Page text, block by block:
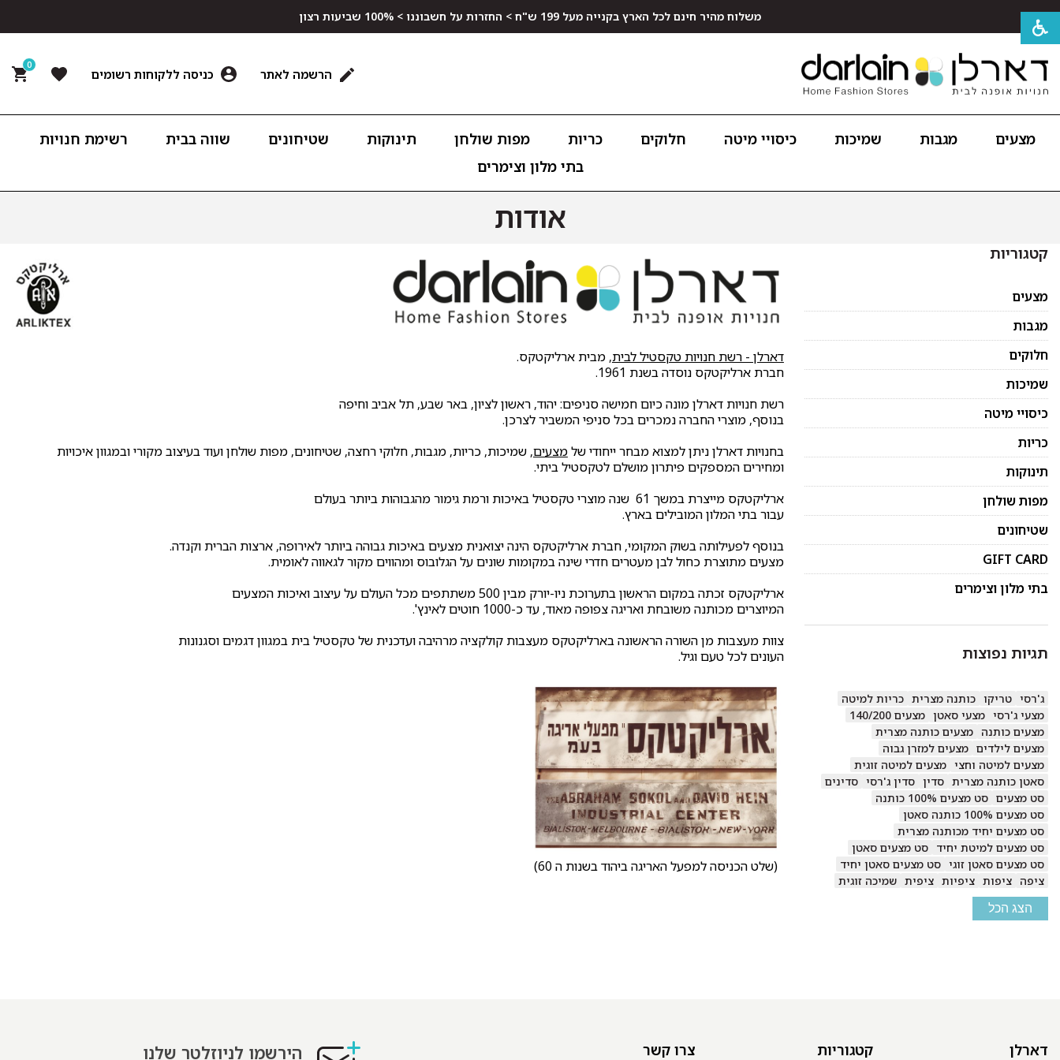
משלוח מהיר חינם לכל הארץ בקנייה מעל 199 ש"ח > החזרות על חשבוננו > 100% שביעות רצון
הרשמה לאתר כניסה ללקוחות רשומים
0
מצעים מגבות שמיכות כיסויי מיטה חלוקים כריות מפות שולחן תינוקות שטיחונים שווה בבית
רשימת חנויות
בתי מלון וצימרים
אודות
דארלן - רשת חנויות טקסטיל לבית, מבית ארליקטקס.
חברת ארליקטקס נוסדה בשנת 1961.
רשת חנויות דארלן מונה כיום חמישה סניפים: יהוד, ראשון לציון, באר שבע, תל אביב וחיפה
בנוסף, מוצרי החברה נמכרים בכל סניפי המשביר לצרכן.
בחנויות דארלן ניתן למצוא מבחר ייחודי שלמצעים, שמיכות, כריות, מגבות, חלוקי רחצה, שטיחונים, מפות שולחן ועוד בעיצוב מקורי ובמגוון איכויות
ומחירים המספקים פיתרון מושלם לטקסטיל ביתי.
ארליקטקס מייצרת במשך 61 שנה מוצרי טקסטיל באיכות ורמת גימור מהגבוהות ביותר בעולם
עבור בתי המלון המובילים בארץ.
בנוסף לפעילותה בשוק המקומי, חברת ארליקטקס הינה יצואנית מצעים באיכות גבוהה ביותר לאירופה, ארצות הברית וקנדה.
מצעים מתוצרת כחול לבן מעטרים חדרי שינה במקומות שונים על הגלובוס ומהווים מקור לגאווה לאומית.
ארליקטקס זכתה במקום הראשון בתערוכת ניו-יורק מבין 500 משתתפים מכל העולם על עיצוב ואיכות המצעים
המיוצרים מכותנה משובחת ואריגה צפופה מאוד, עד כ-1000 חוטים לאינץ'.
צוות מעצבות מן השורה הראשונה בארליקטקס מעצבות קולקציה מרהיבה ועדכנית של טקסטיל בית במגוון דגמים וסגנונות
העונים לכל טעם וגיל.
(שלט הכניסה למפעל האריגה ביהוד בשנות ה 60)
קטגוריות
מצעים
מגבות
חלוקים
שמיכות
כיסויי מיטה
כריות
תינוקות
מפות שולחן
שטיחונים
GIFT CARD
בתי מלון וצימרים
תגיות נפוצות
ג'רסי טריקו כותנה מצרית כריות למיטה
מצעי ג'רסי מצעי סאטן מצעים 140/200
מצעים כותנה מצעים כותנה מצרית
מצעים לילדים מצעים למזרן גבוה
מצעים למיטה וחצי מצעים למיטה זוגית
סאטן כותנה מצרית סדין סדין ג'רסי סדינים
סט מצעים סט מצעים 100% כותנה
סט מצעים 100% כותנה סאטן
סט מצעים יחיד מכותנה מצרית
סט מצעים למיטת יחיד סט מצעים סאטן
סט מצעים סאטן זוגי סט מצעים סאטן יחיד
ציפה ציפות ציפיות ציפית שמיכה זוגית
הצג הכל
דארלן קטגוריות צרו קשר הירשמו לניוזלטר שלנו